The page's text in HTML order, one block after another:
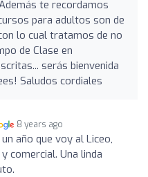
te recordamos
para adultos son de
lo cual tratamos de no
de Clase en
serás bienvenida
Saludos cordiales
8 years ago
año que voy al Liceo,
comercial. Una linda